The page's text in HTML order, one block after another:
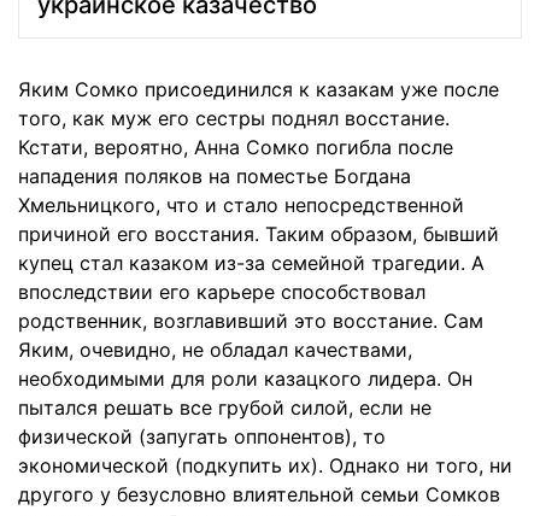
Яким Сомко присоединился к казакам уже после
того, как муж его сестры поднял восстание.
Кстати, вероятно, Анна Сомко погибла после
нападения поляков на поместье Богдана
Хмельницкого, что и стало непосредственной
причиной его восстания. Таким образом, бывший
купец стал казаком из-за семейной трагедии. А
впоследствии его карьере способствовал
родственник, возглавивший это восстание. Сам
Яким, очевидно, не обладал качествами,
необходимыми для роли казацкого лидера. Он
пытался решать все грубой силой, если не
физической (запугать оппонентов), то
экономической (подкупить их). Однако ни того, ни
другого у безусловно влиятельной семьи Сомков